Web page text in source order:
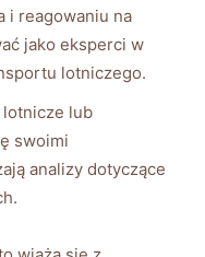
i reagowaniu na⁤
jako eksperci‍ w‍
lotniczego.
⁣lotnicze lub
swoimi
analizy dotyczące